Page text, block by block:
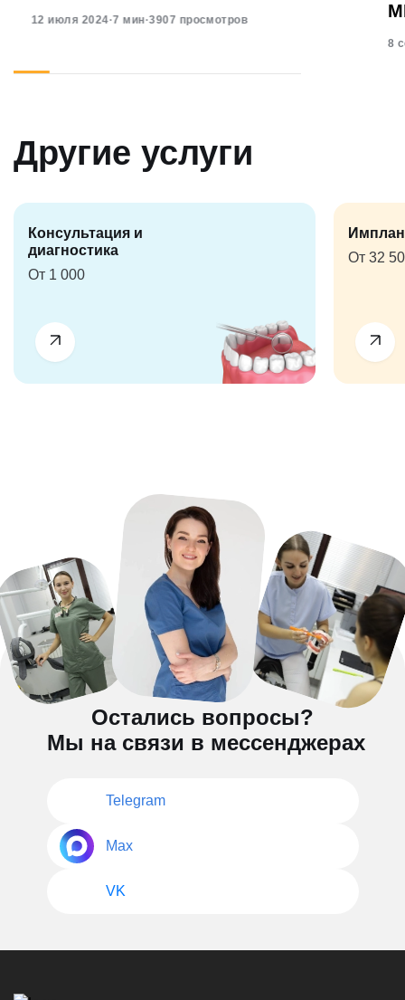
12 июля 2024·7 мин·3907 просмотров
8
Другие услуги
Консультация и
диагностика
От 1 000
От 32
Остались вопросы?
Мы на связи в мессенджерах
Telegram
Max
VK